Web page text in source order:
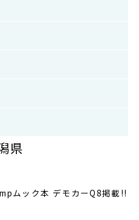
県
ムック本 デモカーQ8掲載!!